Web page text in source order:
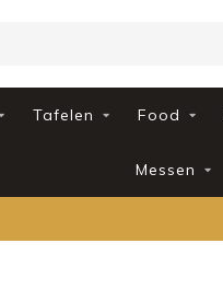
Tafelen Food
Messen